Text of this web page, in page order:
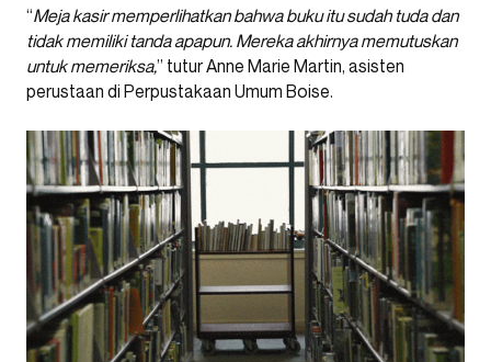
“Meja kasir memperlihatkan bahwa buku itu sudah tuda dan
tidak memiliki tanda apapun. Mereka akhirnya memutuskan
untuk memeriksa,” tutur Anne Marie Martin, asisten
perustaan di Perpustakaan Umum Boise.